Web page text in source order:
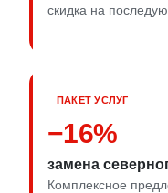
скидка на
ПАКЕТ УСЛУГ
−16%
замена
Комплексное